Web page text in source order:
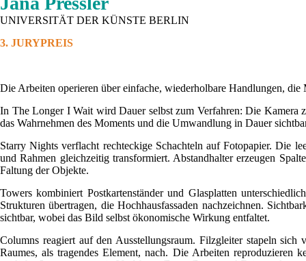
UNIVERSITÄT DER KÜNSTE BERLIN
3. JURYPREIS
Die Arbeiten operieren über einfache, wiederholbare Handlungen,
In The Longer I Wait wird Dauer selbst zum Verfahren: Die Kamera
das Wahrnehmen des Moments und die Umwandlung in Dauer
Starry Nights verflacht rechteckige Schachteln auf Fotopapier. Die
und Rahmen gleichzeitig transformiert. Abstandhalter erzeugen
Faltung der Objekte.
Towers kombiniert Postkartenständer und Glasplatten
Strukturen übertragen, die Hochhausfassaden nachzeichnen.
sichtbar, wobei das Bild selbst ökonomische Wirkung entfaltet.
Columns reagiert auf den Ausstellungsraum. Filzgleiter stapeln
Raumes, als tragendes Element, nach. Die Arbeiten reproduzieren